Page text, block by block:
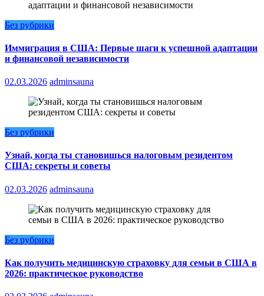
Без рубрики
Иммиграция в США: Первые шаги к успешной адаптации
и финансовой независимости
02.03.2026 adminsauna
Без рубрики
Узнай, когда ты становишься налоговым резидентом
США: секреты и советы
02.03.2026 adminsauna
Без рубрики
Как получить медицинскую страховку для семьи в США в
2026: практическое руководство